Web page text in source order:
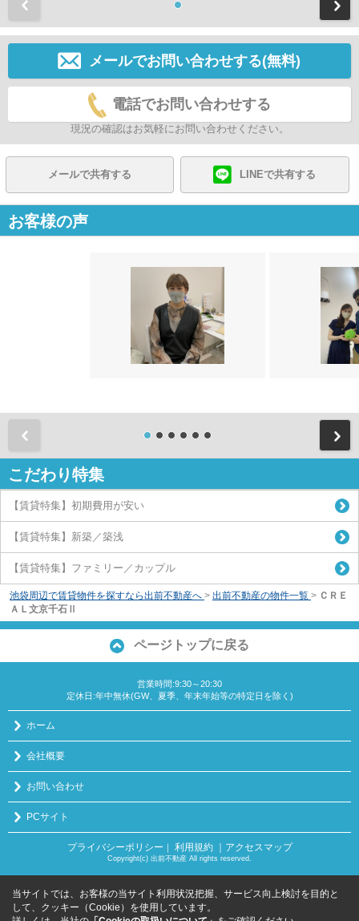
メールでお問い合わせする(無料)
電話でお問い合わせする
現況の確認はお気軽にお問い合わせください。
メールで共有する LINEで共有する
お客様の声
こだわり特集
【賃貸特集】初期費用が安い
【賃貸特集】新築／築浅
【賃貸特集】ファミリー／カップル
池袋周辺で賃貸物件を探すなら出前不動産へ > 出前不動産の物件一覧 > ＣＲＥ
ＡＬ文京千石Ⅱ
ページトップに戻る
営業時間:9:30～20:30
定休日:年中無休(GW、夏季、年末年始等の特定日を除く)
ホーム
会社概要
お問い合わせ
PCサイト
プライバシーポリシー 利用規約 ｜アクセスマップ
Copyright(c) 出前不動産 All rights reserved.
当サイトでは、お客様の当サイト利用状況把握、サービス向上検討を目的と
して、クッキー（Cookie）を使用しています。